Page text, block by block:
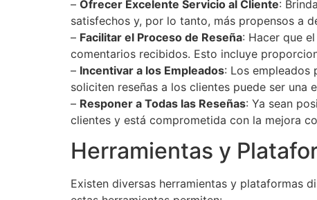
– Ofrecer Excelente Servicio al Cliente:
satisfechos y, por lo tanto, más propensos a
– Facilitar el Proceso de Reseña: Hacer que
comentarios recibidos. Esto incluye
– Incentivar a los Empleados: Los empleados
soliciten reseñas a los clientes puede ser una
– Responer a Todas las Reseñas: Ya sean
clientes y está comprometida con la mejora
Herramientas y
Existen diversas herramientas y plataformas